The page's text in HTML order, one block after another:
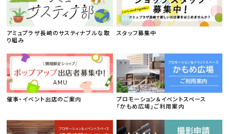
アミュプラザ長崎のサスティナブルな取
り組み
スタッフ募集中
催事・イベント出店のご案内
プロモーション＆イベントスペース
「かもめ広場」ご利用案内